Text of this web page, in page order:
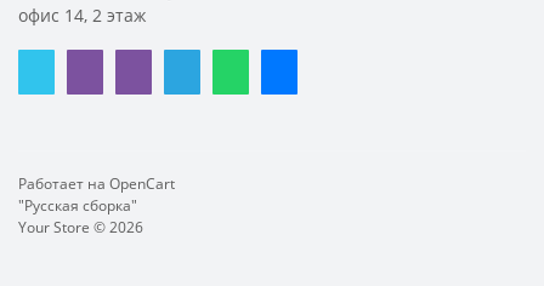
офис 14, 2 этаж
Работает на OpenCart
"Русская сборка"
Your Store © 2026